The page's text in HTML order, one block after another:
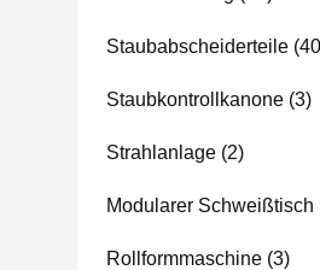
Staubabscheiderteile
Staubkontrollkanone (3)
Strahlanlage (2)
Modularer Schweißtisch
Rollformmaschine (3)